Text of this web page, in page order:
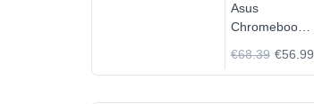
Asus
Chromebook
€68.39 €56.99